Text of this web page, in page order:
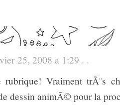
25, 2008 a 1:29 . .
rubrique! Vraiment trÃ¨s
dessin animÃ© pour la